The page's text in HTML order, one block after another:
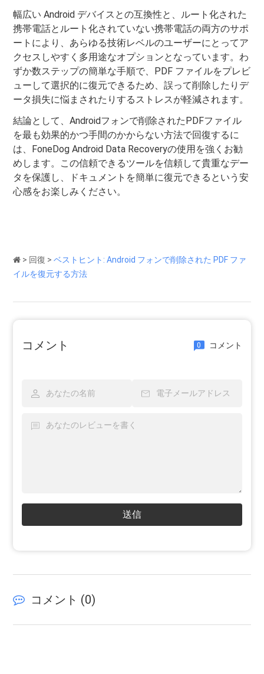
幅広い Android デバイスとの互換性と、ルート化された
携帯電話とルート化されていない携帯電話の両方のサポ
ートにより、あらゆる技術レベルのユーザーにとってア
クセスしやすく多用途なオプションとなっています。わ
ずか数ステップの簡単な手順で、PDF ファイルをプレビ
ューして選択的に復元できるため、誤って削除したりデ
ータ損失に悩まされたりするストレスが軽減されます。
結論として、Androidフォンで削除されたPDFファイル
を最も効果的かつ手間のかからない方法で回復するに
は、FoneDog Android Data Recoveryの使用を強くお勧
めします。この信頼できるツールを信頼して貴重なデー
タを保護し、ドキュメントを簡単に復元できるという安
心感をお楽しみください。
> 回復 >ベストヒント: Android フォンで削除された PDF ファ
イルを復元する方法
コメント 0 コメント
送信
コメント (0)